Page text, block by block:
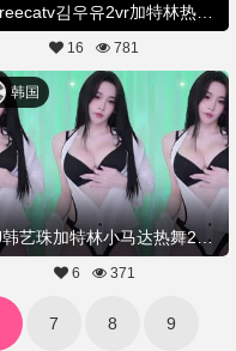
16 781
BJ韩艺珠加特林小马达热舞20250610舞蹈剪辑
韩国
6 371
7 8 9